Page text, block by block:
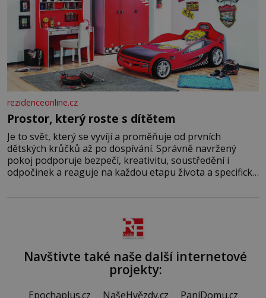
rezidenceonline.cz
Prostor, který roste s dítětem
Je to svět, který se vyvíjí a proměňuje od prvních
dětských krůčků až po dospívání. Správně navržený
pokoj podporuje bezpečí, kreativitu, soustředění i
odpočinek a reaguje na každou etapu života a specifické
Navštivte také naše další internetové
projekty:
Epochaplus.cz NašeHvězdy.cz PaníDomu.cz